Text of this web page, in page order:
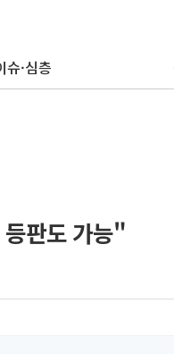
슈·심층
판도 가능"